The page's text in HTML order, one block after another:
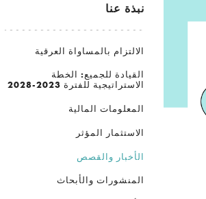
نبذة عنا
الالتزام بالمساواة العرقية
القيادة للجميع: الخطة
الاستراتيجية للفترة 2023-2028
المعلومات المالية
الاستثمار المؤثر
الأخبار والقصص
المنشورات والأبحاث